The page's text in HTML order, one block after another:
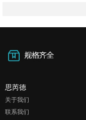
思芮德
关于我们
联系我们